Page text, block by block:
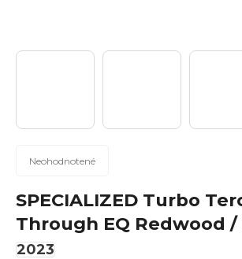
Priemerné
produktu
je
0,0
z
Neohodnotené
SPECIALIZED Turbo
Through EQ Redwood
2023
?
Hľadať